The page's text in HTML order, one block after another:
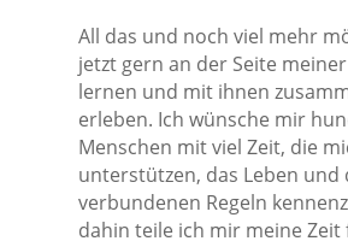
All das und noch viel mehr
jetzt gern an der Seite
lernen und mit ihnen
erleben. Ich wünsche mir
Menschen mit viel Zeit, die
unterstützen, das Leben und
verbundenen Regeln
dahin teile ich mir meine Zeit